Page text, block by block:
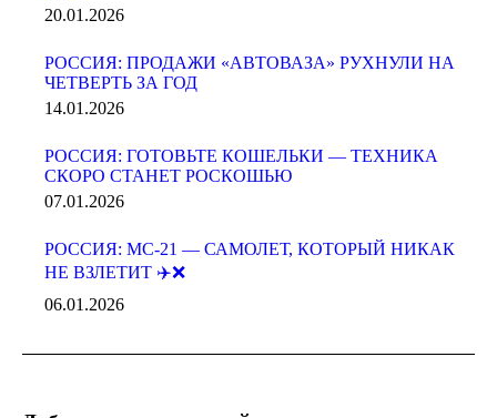
20.01.2026
РОССИЯ: ПРОДАЖИ «АВТОВАЗА» РУХНУЛИ НА
ЧЕТВЕРТЬ ЗА ГОД
14.01.2026
РОССИЯ: ГОТОВЬТЕ КОШЕЛЬКИ — ТЕХНИКА
СКОРО СТАНЕТ РОСКОШЬЮ
07.01.2026
РОССИЯ: МС-21 — САМОЛЕТ, КОТОРЫЙ НИКАК
НЕ ВЗЛЕТИТ ✈️❌
06.01.2026